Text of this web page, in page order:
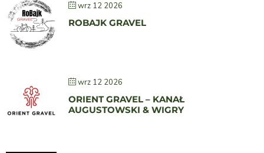
wrz 12 2026
ROBAJK GRAVEL
wrz 12 2026
ORIENT GRAVEL – KANAŁ
AUGUSTOWSKI & WIGRY